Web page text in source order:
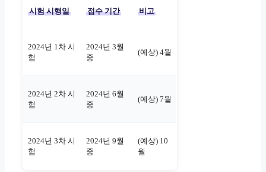
시험 시행일 접수 기간 비고
2024년 1차 시
험
2024년 3월
중
(예상) 4월
2024년 2차 시
험
2024년 6월
중
(예상) 7월
2024년 3차 시
험
2024년 9월
중
(예상) 10
월